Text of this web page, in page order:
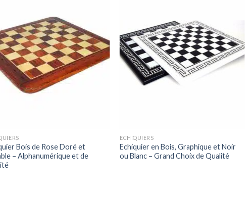
Bois de Rose Doré et
– Alphanumérique et de
ECHIQUIERS
Echiquier en Bois, Graphique et Noir
ou Blanc – Grand Choix de Qualité